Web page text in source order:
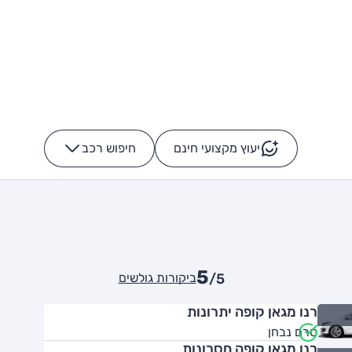
יעוץ מקצועי חינם חיפוש רכב -
5/5 ביקורות גולשים
רנו מגאן קופה יתרונות
טרם נבחן